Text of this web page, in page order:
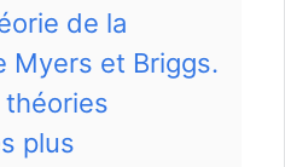
de la
Myers et Briggs.
plus